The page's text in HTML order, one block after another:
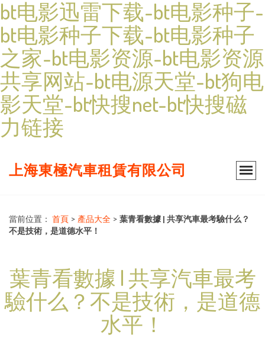
bt电影迅雷下载-bt电影种子-
bt电影种子下载-bt电影种子
之家-bt电影资源-bt电影资源
共享网站-bt电源天堂-bt狗电
影天堂-bt快搜net-bt快搜磁
力链接
上海東極汽車租賃有限公司
當前位置： 首頁 > 產品大全 > 葉青看數據 | 共享汽車最考驗什么？
不是技術，是道德水平！
葉青看數據 | 共享汽車最考
驗什么？不是技術，是道德
水平！